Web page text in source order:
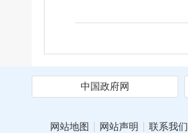
中国政府网
网站地图 网站声明 联系我们